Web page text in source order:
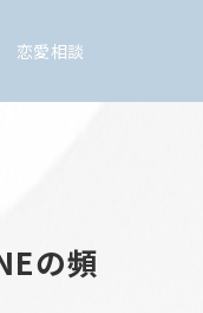
恋愛相談
の頻